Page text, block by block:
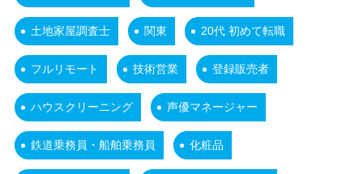
土地家屋調査士 関東 20代 初めて転職
フルリモート 技術営業 登録販売者
ハウスクリーニング 声優マネージャー
鉄道乗務員・船舶乗務員 化粧品